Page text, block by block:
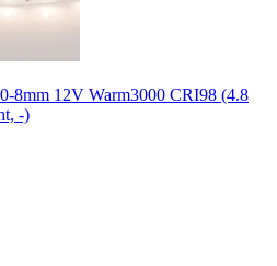
8mm 12V Warm3000 CRI98 (4.8
-)